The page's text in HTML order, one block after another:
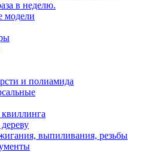
в неделю.
модели
и полиамида
выпиливания, резьбы